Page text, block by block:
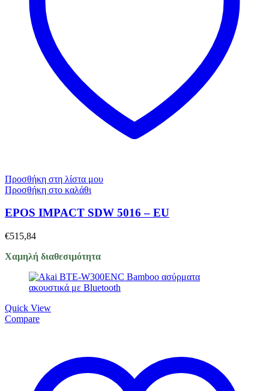
Προσθήκη στη λίστα μου
Προσθήκη στο καλάθι
EPOS IMPACT SDW 5016 – EU
€515,84
Χαμηλή διαθεσιμότητα
Quick View
Compare